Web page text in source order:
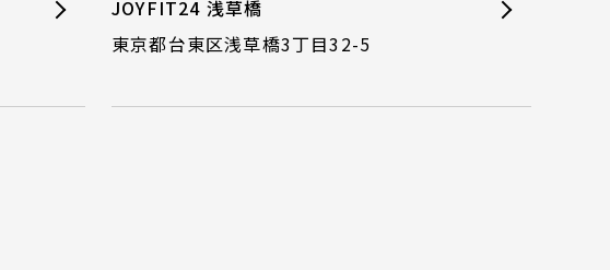
JOYFIT24 浅草橋
東京都台東区浅草橋3丁目32-5